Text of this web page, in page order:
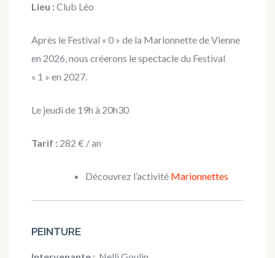
Lieu :Club Léo
Après le Festival « 0 » de la Marionnette de Vienne
en 2026, nous créerons le spectacle du Festival
« 1 » en 2027.
Le jeudi de 19h à 20h30
Tarif : 282 € / an
Découvrez l’activité Marionnettes
PEINTURE